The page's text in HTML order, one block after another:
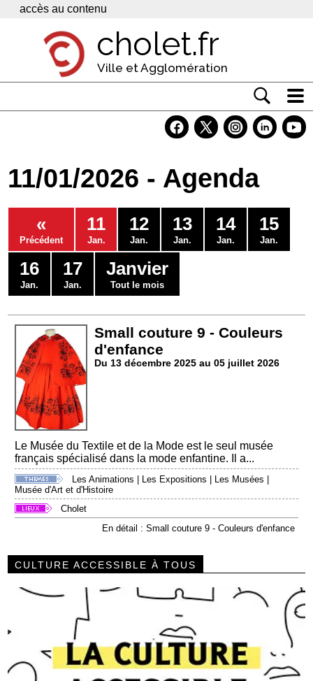
Panneau de gestion des cookies
accès au contenu
cholet.fr
Ville et Agglomération
Economie
Services
Contacts
11/01/2026 - Agenda
«
Précédent
11
Jan.
12
Jan.
13
Jan.
14
Jan.
15
Jan.
16
Jan.
17
Jan.
Janvier
Tout le mois
Small couture 9 - Couleurs
d'enfance
Du 13 décembre 2025 au 05 juillet 2026
Le Musée du Textile et de la Mode est le seul musée
français spécialisé dans la mode enfantine. Il a...
Les Animations | Les Expositions | Les Musées |
Musée d'Art et d'Histoire
Cholet
En détail : Small couture 9 - Couleurs d'enfance
CULTURE ACCESSIBLE À TOUS